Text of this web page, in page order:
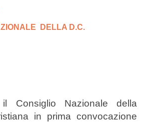
DELLA D.C.
il Consiglio Nazionale della
in prima convocazione